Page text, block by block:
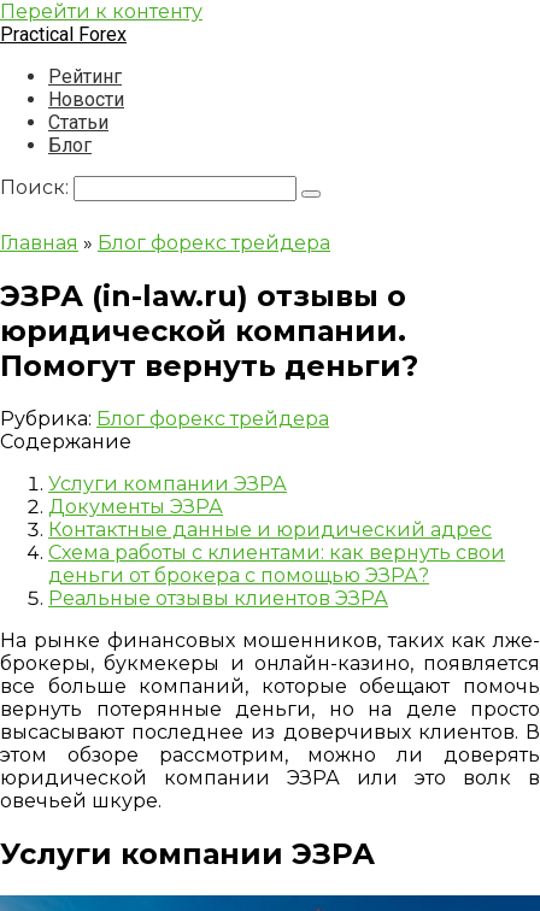
Перейти к контенту
Practical Forex
Рейтинг
Новости
Статьи
Блог
Поиск:
Главная » Блог форекс трейдера
ЭЗРА (in-law.ru) отзывы о
юридической компании.
Помогут вернуть деньги?
Рубрика: Блог форекс трейдера
Содержание
Услуги компании ЭЗРА
Документы ЭЗРА
Контактные данные и юридический адрес
Схема работы с клиентами: как вернуть свои
деньги от брокера с помощью ЭЗРА?
Реальные отзывы клиентов ЭЗРА
На рынке финансовых мошенников, таких как лже-
брокеры, букмекеры и онлайн-казино, появляется
все больше компаний, которые обещают помочь
вернуть потерянные деньги, но на деле просто
высасывают последнее из доверчивых клиентов. В
этом обзоре рассмотрим, можно ли доверять
юридической компании ЭЗРА или это волк в
овечьей шкуре.
Услуги компании ЭЗРА